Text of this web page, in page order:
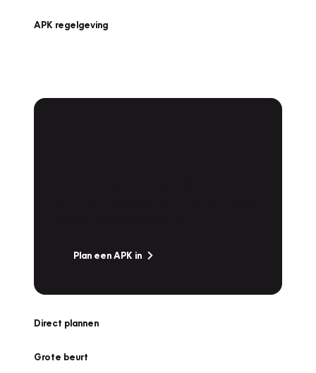
APK regelgeving
Plan een APK in
Direct plannen
Grote beurt